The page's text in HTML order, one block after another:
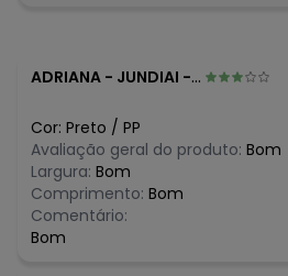
junho/2026
abril/2026
março/2026
fevereiro/2026
ADRIANA - JUNDIAI - SP
Cor: Preto / PP
Avaliação geral do produto: Bom
Largura: Bom
Comprimento: Bom
Comentário:
Bom